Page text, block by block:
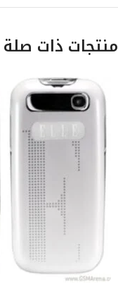
منتجات ذات صلة